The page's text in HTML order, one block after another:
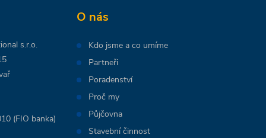
s.r.o.
(FIO banka)
O nás
Kdo jsme a co umíme
Partneři
Poradenství
Proč my
Půjčovna
Stavební činnost